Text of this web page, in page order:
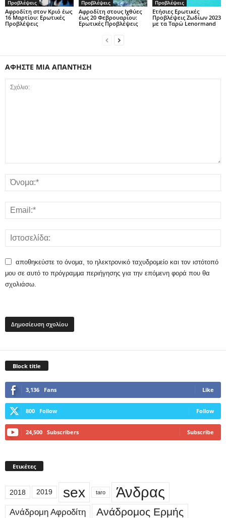
Προβλέψεις
Αφροδίτη στον Κριό έως
16 Μαρτίου: Ερωτικές
Προβλέψεις
Προβλέψεις
Αφροδίτη στους Ιχθύες
έως 20 Φεβρουαρίου:
Ερωτικές Προβλέψεις
Προβλέψεις
Ετήσιες Ερωτικές
Προβλέψεις Ζωδίων 2023
με τα Ταρώ Lenormand
ΑΦΗΣΤΕ ΜΙΑ ΑΠΑΝΤΗΣΗ
αποθηκεύστε το όνομα, το ηλεκτρονικό ταχυδρομείο και τον ιστότοπό
μου σε αυτό το πρόγραμμα περιήγησης για την επόμενη φορά που θα
σχολιάσω.
Block title
3,136 Fans Like
800 Follow Follow
24,500 Subscribers Subscribe
Ετικέτες
2018 2019 sex taro Άνδρας
Ανάδρομη Αφροδίτη Ανάδρομος Ερμής